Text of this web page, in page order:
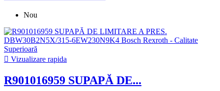
Nou
 Vizualizare rapida
R901016959 SUPAPĂ DE...